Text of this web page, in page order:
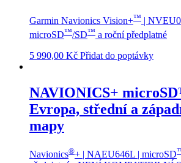
Garmin Navionics Vision+™
|
microSD™/SD™ a roční předplatné
5 990,00 Kč Přidat do poptávky
NAVIONICS+
Evropa, střední a
mapy
Navionics®+ | NAEU646L | microSD